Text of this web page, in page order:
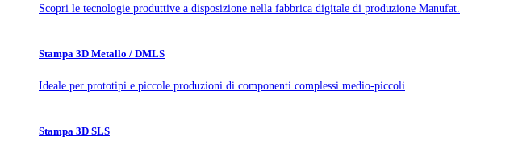
Scopri le tecnologie produttive a disposizione nella fabbrica digitale di produzione Manufat.
Stampa 3D Metallo / DMLS
Ideale per prototipi e piccole produzioni di componenti complessi medio-piccoli
Stampa 3D SLS